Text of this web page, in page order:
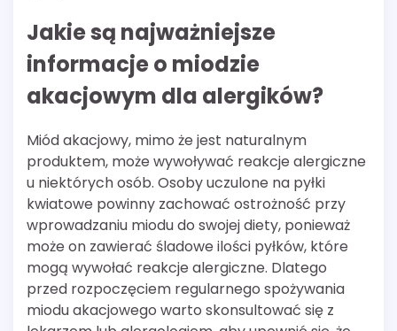
Jakie są najważniejsze
informacje o miodzie
akacjowym dla alergików?
Miód akacjowy, mimo że jest naturalnym
produktem, może wywoływać reakcje alergiczne
u niektórych osób. Osoby uczulone na pyłki
kwiatowe powinny zachować ostrożność przy
wprowadzaniu miodu do swojej diety, ponieważ
może on zawierać śladowe ilości pyłków, które
mogą wywołać reakcje alergiczne. Dlatego
przed rozpoczęciem regularnego spożywania
miodu akacjowego warto skonsultować się z